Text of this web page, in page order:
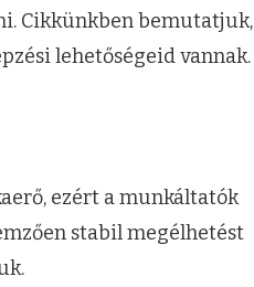
Cikkünkben bemutatjuk,
lehetőségeid vannak.
ezért a munkáltatók
stabil megélhetést